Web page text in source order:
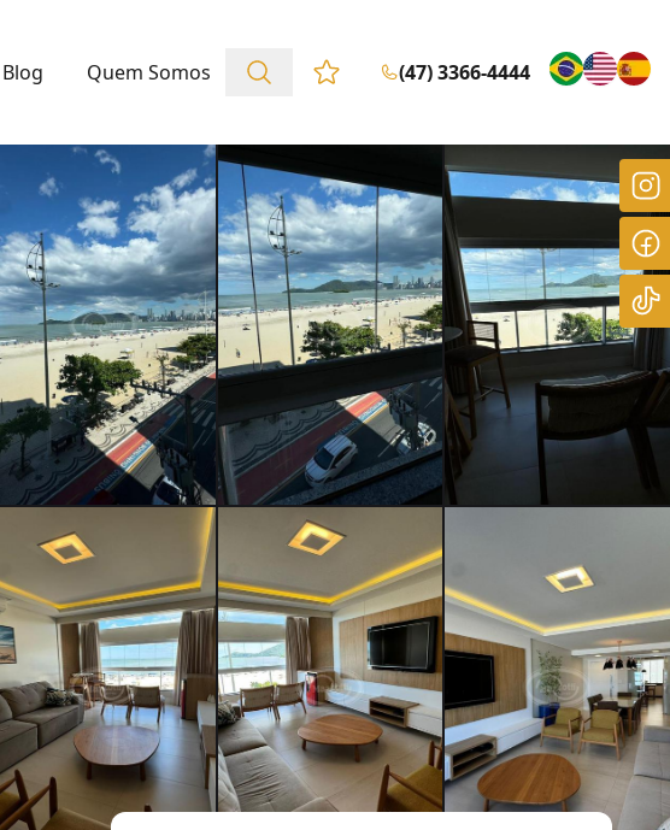
Blog Quem Somos Favoritos (0 itens)
(47) 3366-4444